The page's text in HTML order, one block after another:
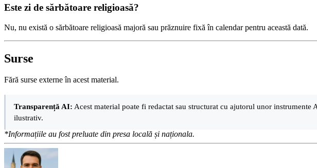
Este zi de sărbătoare religioasă?
Nu, nu există o sărbătoare religioasă majoră sau prăznuire fixă în calendar pentru această dată.
Surse
Fără surse externe în acest material.
Transparență AI: Acest material poate fi redactat sau structurat cu ajutorul unor
ilustrativ.
*Informațiile au fost preluate din presa locală și naționala.